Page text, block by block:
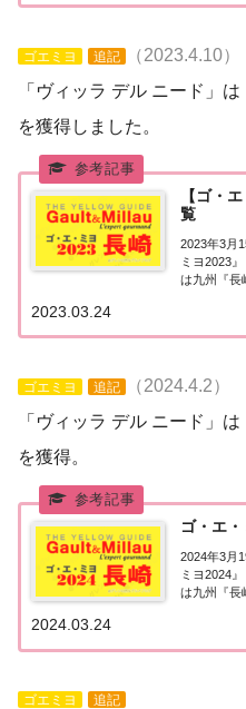
ゴエミヨ 追記
（2023.4.10）
「ヴィッラ デル ニード」は
を獲得しました。
【ゴ・
覧
2023年3月
ミヨ2023
は九州『長
崎県』九
に掲載され
2023.03.24
ゴエミヨ 追記
（2024.4.2）
「ヴィッラ デル ニード」は
を獲得。
ゴ・エ
2024年3月
ミヨ2024
は九州『長
崎県』九
2024.03.24
ゴエミヨ 追記